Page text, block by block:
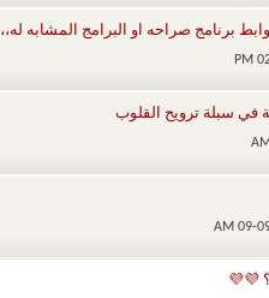
برنامج صراحه او البرامج المشابه له،،
في سبلة ترويح القلوب
💜💜